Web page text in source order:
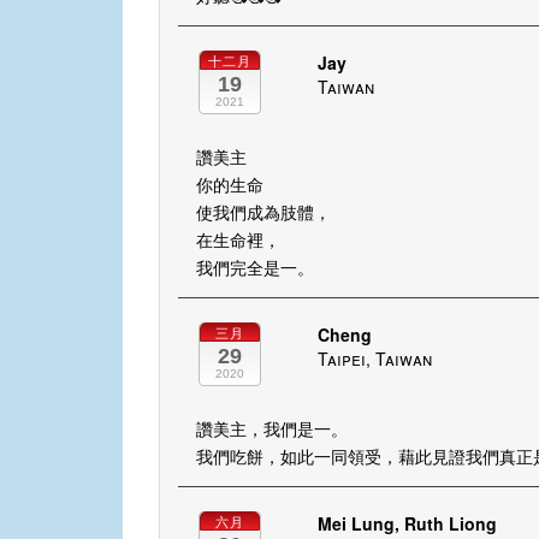
十二月
19
2021
Jay
Taiwan
讚美主
你的生命
使我們成為肢體，
在生命裡，
我們完全是一。
三月
29
2020
Cheng
Taipei, Taiwan
讚美主，我們是一。
我們吃餅，如此一同領受，藉此見證我們真正
六月
Mei Lung, Ruth Liong